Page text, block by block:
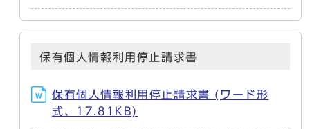
保有個人情報利用停止請求書
保有個人情報利用停止請求書 (ワード形
式、17.81KB)